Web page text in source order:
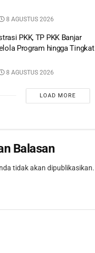
8 AGUSTUS 2026
PKK, TP PKK Banjar
Program hingga Tingkat
8 AGUSTUS 2026
LOAD MORE
Balasan
tidak akan dipublikasikan.